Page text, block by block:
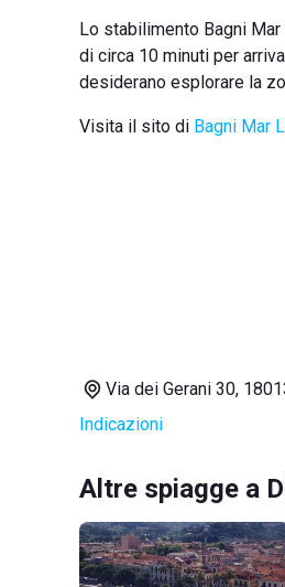
Lo stabilimento Bagni
di circa 10 minuti per
desiderano esplorare la
Visita il sito di Bagni Mar
Via dei Gerani 30,
Indicazioni
Altre spiagge a